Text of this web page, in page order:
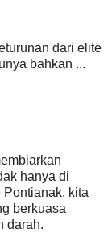
dari elite
bahkan ...
hanya di
kita
berkuasa
darah.